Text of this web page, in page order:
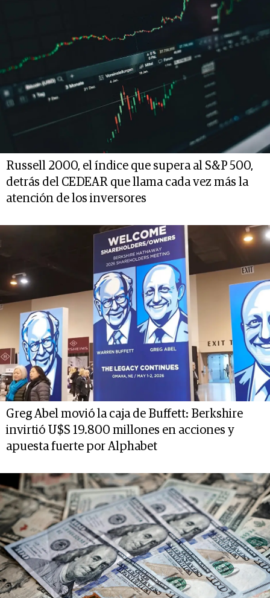
Russell 2000, el índice que supera al S&P 500,
detrás del CEDEAR que llama cada vez más la
atención de los inversores
Greg Abel movió la caja de Buffett: Berkshire
invirtió U$S 19.800 millones en acciones y
apuesta fuerte por Alphabet